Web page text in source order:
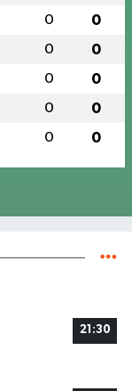
0 0
0 0
0 0
0 0
0 0
21:30